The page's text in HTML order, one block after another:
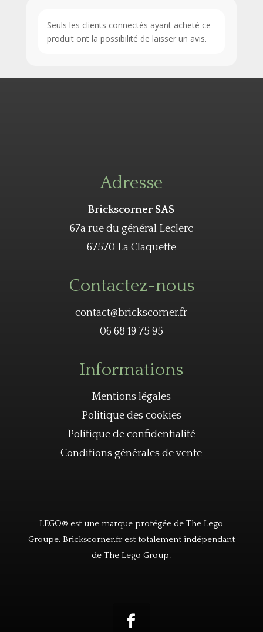
Seuls les clients connectés ayant acheté ce
produit ont la possibilité de laisser un avis.
Adresse
Brickscorner SAS
67a rue du général Leclerc
67570 La Claquette
Contactez-nous
contact@brickscorner.fr
06 68 19 75 95
Informations
Mentions légales
Politique des cookies
Politique de confidentialité
Conditions générales de vente
LEGO® est une marque protégée de The Lego
Groupe. Brickscorner.fr est totalement indépendant
de The Lego Group.